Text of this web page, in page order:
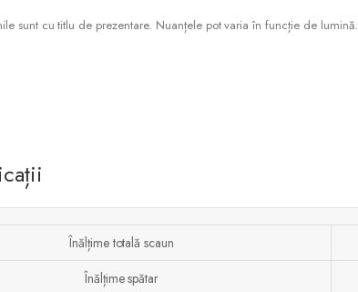
sunt cu titlu de prezentare. Nuanțele pot varia în funcție de lumină.
Înălțime totală scaun
Înălțime spătar